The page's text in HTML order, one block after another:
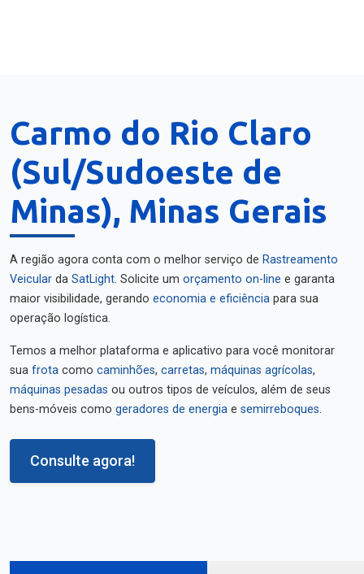
Carmo do Rio Claro
(Sul/Sudoeste de
Minas), Minas Gerais
A região agora conta com o melhor serviço de Rastreamento
Veicular da SatLight. Solicite um orçamento on-line e garanta
maior visibilidade, gerando economia e eficiência para sua
operação logística.
Temos a melhor plataforma e aplicativo para você monitorar
sua frota como caminhões, carretas, máquinas agrícolas,
máquinas pesadas ou outros tipos de veículos, além de seus
bens-móveis como geradores de energia e semirreboques.
Consulte agora!